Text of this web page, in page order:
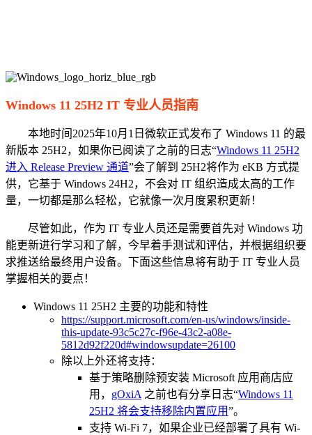
Windows 11 25H2 IT 专业人员指南
本地时间2025年10月1日微软正式发布了 Windows 11 的最
新版本 25H2，如果你已阅读了之前的日志“Windows 11 25H2
进入 Release Preview 通道”会了解到 25H2将作为 eKB 方式提
供，它基于 Windows 24H2，不会对 IT 组织造成太高的工作
量，一切都是那么轻松，它就像一次月度累积更新！
尽管如此，作为 IT 专业人员还是需要首先对 Windows 功
能更新进行学习和了解，今早着手测试和评估，并根据组织要
求推送给最终用户设备。下面这些信息将有助于 IT 专业人员
掌握相关的要点！
Windows 11 25H2 主要的功能和特性
https://support.microsoft.com/en-us/windows/inside-
this-update-93c5c27c-f96e-43c2-a08e-
5812d92f220d#windowsupdate=26100
除以上外还将支持：
基于策略删除预安装 Microsoft 应用商店应
用， gOxiA之前也有分享日志“Windows 11
25H2 将会支持移除内置应用”。
支持 Wi-Fi 7，如果企业已经部署了具有 Wi-